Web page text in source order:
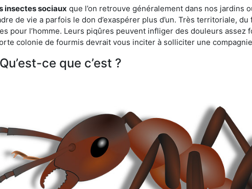
insectes sociaux que l’on retrouve généralement dans nos jardins
de vie a parfois le don d’exaspérer plus d’un. Très territoriale,
pour l’homme. Leurs piqûres peuvent infliger des douleurs
colonie de fourmis devrait vous inciter à solliciter une
ce que c’est ?